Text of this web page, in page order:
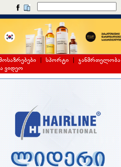
| სპორტი | ჯანმრთელობა
ვიდეო